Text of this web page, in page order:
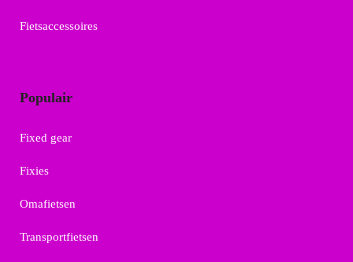
Fietsaccessoires
Populair
Fixed gear
Fixies
Omafietsen
Transportfietsen